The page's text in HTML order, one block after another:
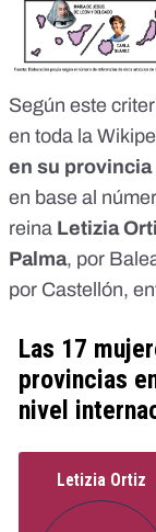
Según este
en toda la
en su
en base al
reina Letizia
Palma, por
por Castellón,